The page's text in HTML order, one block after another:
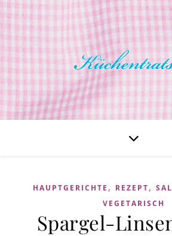
HAUPTGERICHTE , REZEPT,
VEGETARISCH
Spargel-